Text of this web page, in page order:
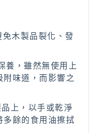
木製品裂化、發
養，雖然無使用上
附味道，而影響之
上，以手或乾淨
多餘的食用油擦拭